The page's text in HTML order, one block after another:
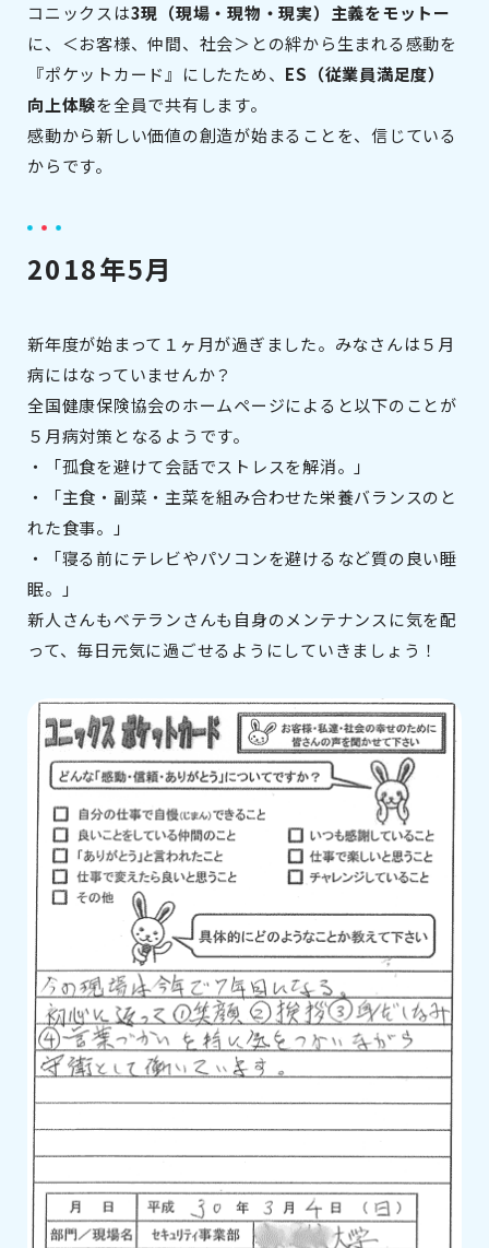
コニックスは3現（現場・現物・現実）主義をモットー
に、＜お客様、仲間、社会＞との絆から生まれる感動を
『ポケットカード』にしたため、 ES（従業員満足度）
向上体験を全員で共有します。
感動から新しい価値の創造が始まることを、信じている
からです。
2018年5月
新年度が始まって１ヶ月が過ぎました。みなさんは５月
病にはなっていませんか？
全国健康保険協会のホームページによると以下のことが
５月病対策となるようです。
・「孤食を避けて会話でストレスを解消。」
・「主食・副菜・主菜を組み合わせた栄養バランスのと
れた食事。」
・「寝る前にテレビやパソコンを避けるなど質の良い睡
眠。」
新人さんもベテランさんも自身のメンテナンスに気を配
って、毎日元気に過ごせるようにしていきましょう！